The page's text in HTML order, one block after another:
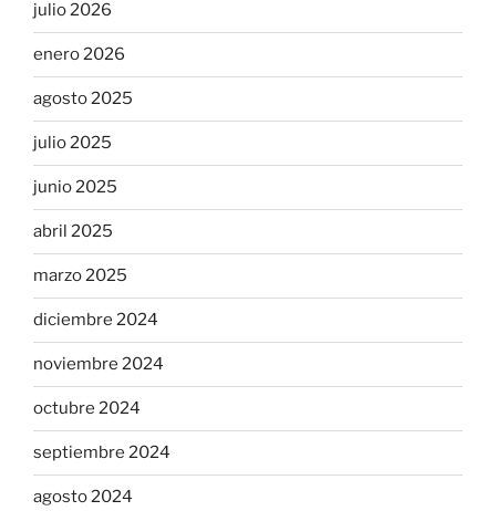
julio 2026
enero 2026
agosto 2025
julio 2025
junio 2025
abril 2025
marzo 2025
diciembre 2024
noviembre 2024
octubre 2024
septiembre 2024
agosto 2024